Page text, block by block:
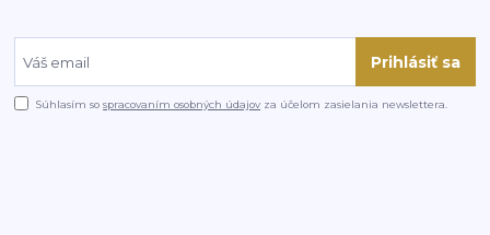
Prihlásiť sa
Súhlasím sospracovaním osobných údajov za účelom zasielania newslettera.